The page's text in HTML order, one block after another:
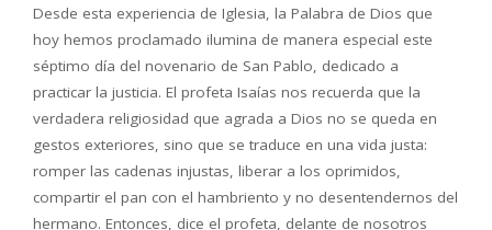
Desde esta experiencia de Iglesia, la Palabra de Dios que
hoy hemos proclamado ilumina de manera especial este
séptimo día del novenario de San Pablo, dedicado a
practicar la justicia. El profeta Isaías nos recuerda que la
verdadera religiosidad que agrada a Dios no se queda en
gestos exteriores, sino que se traduce en una vida justa:
romper las cadenas injustas, liberar a los oprimidos,
compartir el pan con el hambriento y no desentendernos del
hermano. Entonces, dice el profeta, delante de nosotros